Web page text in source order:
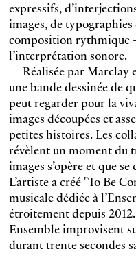
expressifs,
images, de
composition rythmique
l’interprétation sonore.
Réalisée par Marclay
une bande dessinée de
peut regarder pour la
images découpées et
petites histoires. Les
révèlent un moment du
images s’opère et que
L’artiste a créé "To Be
musicale dédiée à
étroitement depuis
Ensemble improvisent
durant trente secondes